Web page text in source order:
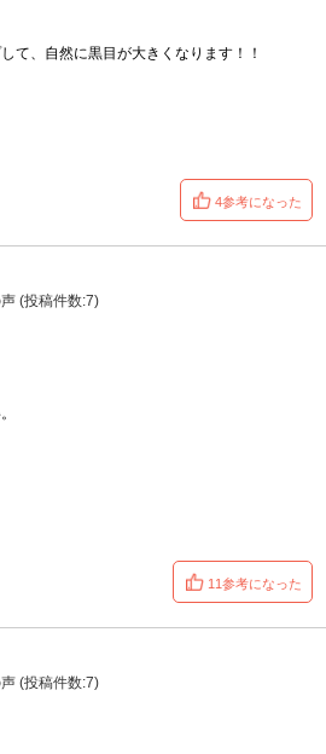
て、自然に黒目が大きくなります！！
4参考になった
(投稿件数:7)
11参考になった
(投稿件数:7)